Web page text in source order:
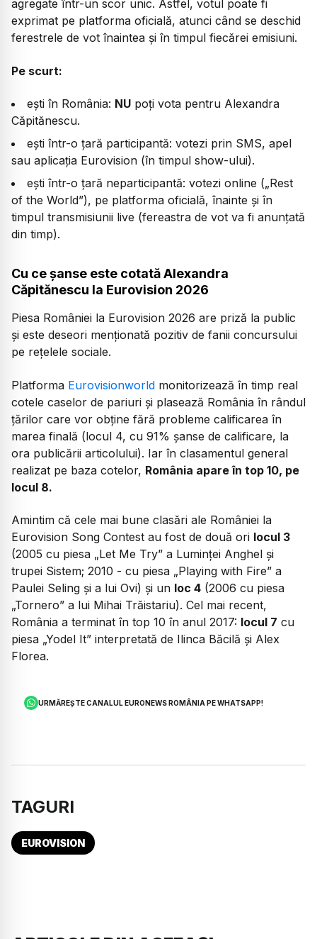
agregate într-un scor unic. Astfel, votul poate fi
exprimat pe platforma oficială, atunci când se deschid
ferestrele de vot înaintea și în timpul fiecărei emisiuni.
Pe scurt:
ești în România: NU poți vota pentru Alexandra
Căpitănescu.
ești într-o țară participantă: votezi prin SMS, apel
sau aplicația Eurovision (în timpul show-ului).
ești într-o țară neparticipantă: votezi online („Rest
of the World”), pe platforma oficială, înainte și în
timpul transmisiunii live (fereastra de vot va fi anunțată
din timp).
Cu ce șanse este cotată Alexandra
Căpitănescu la Eurovision 2026
Piesa României la Eurovision 2026 are priză la public
și este deseori menționată pozitiv de fanii concursului
pe rețelele sociale.
Platforma Eurovisionworld monitorizează în timp real
cotele caselor de pariuri și plasează România în rândul
țărilor care vor obține fără probleme calificarea în
marea finală (locul 4, cu 91% șanse de calificare, la
ora publicării articolului). Iar în clasamentul general
realizat pe baza cotelor, România apare în top 10, pe
locul 8.
Amintim că cele mai bune clasări ale României la
Eurovision Song Contest au fost de două ori locul 3
(2005 cu piesa „Let Me Try” a Luminței Anghel și
trupei Sistem; 2010 - cu piesa „Playing with Fire” a
Paulei Seling și a lui Ovi) și un loc 4 (2006 cu piesa
„Tornero” a lui Mihai Trăistariu). Cel mai recent,
România a terminat în top 10 în anul 2017: locul 7 cu
piesa „Yodel It” interpretată de Ilinca Băcilă și Alex
Florea.
URMĂREȘTE CANALUL EURONEWS ROMÂNIA PE WHATSAPP!
TAGURI
EUROVISION